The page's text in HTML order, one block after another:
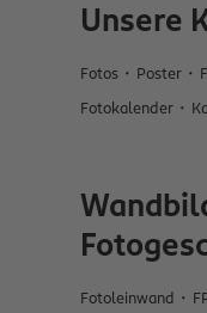
Unsere
Fotos Poster
Fotokalender
Fotoleinwand